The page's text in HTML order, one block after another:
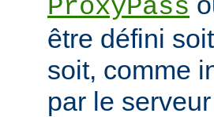
ProxyPass
être défini
soit, comme
par le